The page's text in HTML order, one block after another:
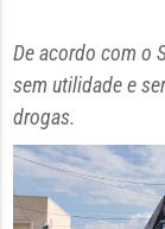
De acordo com o
sem utilidade e
drogas.